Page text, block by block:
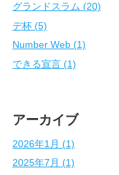
グランドスラム (20)
デ杯 (5)
Number Web (1)
できる宣言 (1)
アーカイブ
2026年1月 (1)
2025年7月 (1)